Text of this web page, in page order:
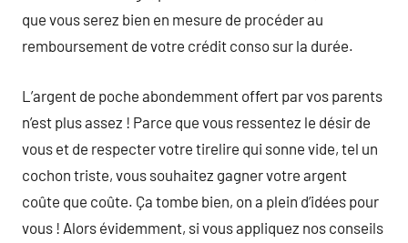
que vous serez bien en mesure de procéder au
remboursement de votre crédit conso sur la durée.
L’argent de poche abondemment offert par vos parents
n’est plus assez ! Parce que vous ressentez le désir de
vous et de respecter votre tirelire qui sonne vide, tel un
cochon triste, vous souhaitez gagner votre argent
coûte que coûte. Ça tombe bien, on a plein d’idées pour
vous ! Alors évidemment, si vous appliquez nos conseils